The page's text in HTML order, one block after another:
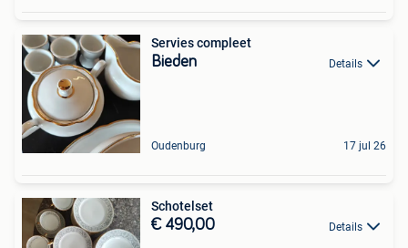
Servies compleet
Bieden Details
Oudenburg 17 jul 26
Schotelset
€ 490,00 Details